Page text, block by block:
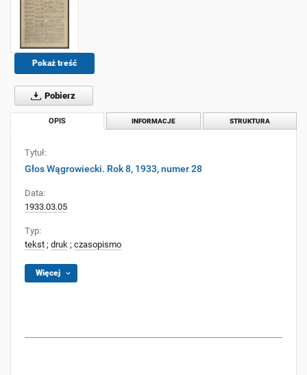
Pokaż treść
Pobierz
OPIS INFORMACJE STRUKTURA
Tytuł:
Głos Wągrowiecki. Rok 8, 1933, numer 28
Data:
1933.03.05
Typ:
tekst ; druk ; czasopismo
Więcej